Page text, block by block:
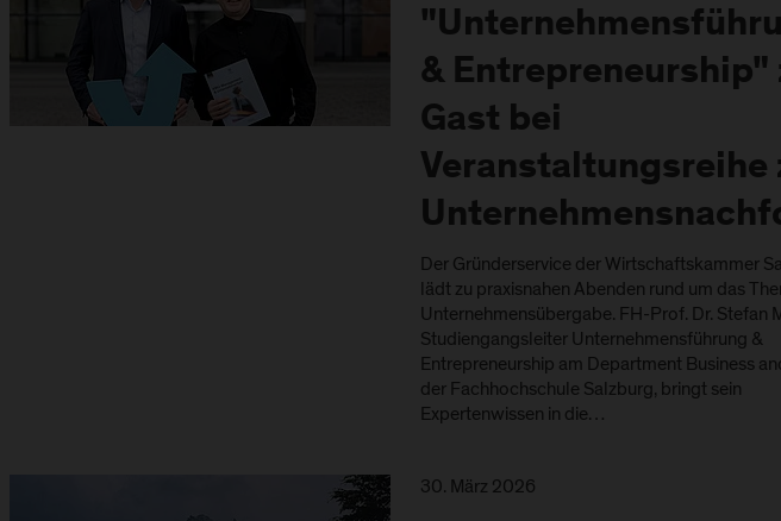
& Entrepreneurship"
Gast bei
Veranstaltungsreihe
Der Gründerservice der Wirtschaftskammer
lädt zu praxisnahen Abenden rund um das
Unternehmensübergabe. FH-Prof. Dr. Stefan
Studiengangsleiter Unternehmensführung &
Entrepreneurship am Department Business
der Fachhochschule Salzburg, bringt sein
Expertenwissen in die…
30. März 2026